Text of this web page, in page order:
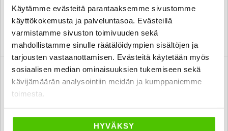
Käytämme evästeitä parantaaksemme sivustomme
käyttökokemusta ja palveluntasoa. Evästeillä
varmistamme sivuston toimivuuden sekä
mahdollistamme sinulle räätälöidympien sisältöjen ja
tarjousten vastaanottamisen. Evästeitä käytetään myös
sosiaalisen median ominaisuuksien tukemiseen sekä
kävijämäärän analysointiin meidän ja kumppaniemme
toimesta.
HYVÄKSY
alk. 156 € / kk
tampere
KATSO TIEDOT WHATSAPP